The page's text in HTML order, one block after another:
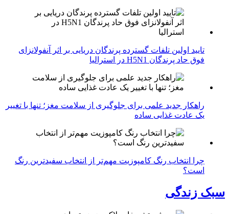
تایید اولین تلفات گسترده پرندگان دریایی بر اثر آنفولانزای
فوق حاد پرندگان H5N1 در استرالیا
راهکار جدید علمی برای جلوگیری از سلامت مغز؛ تنها با تغییر
یک عادت غذایی ساده
چرا انتخاب رنگ کامپوزیت مهم‌تر از انتخاب سفیدترین رنگ
است؟
سبک زندگی